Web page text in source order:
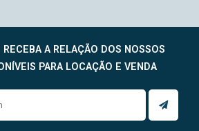
A RELAÇÃO DOS NOSSOS
PARA LOCAÇÃO E VENDA